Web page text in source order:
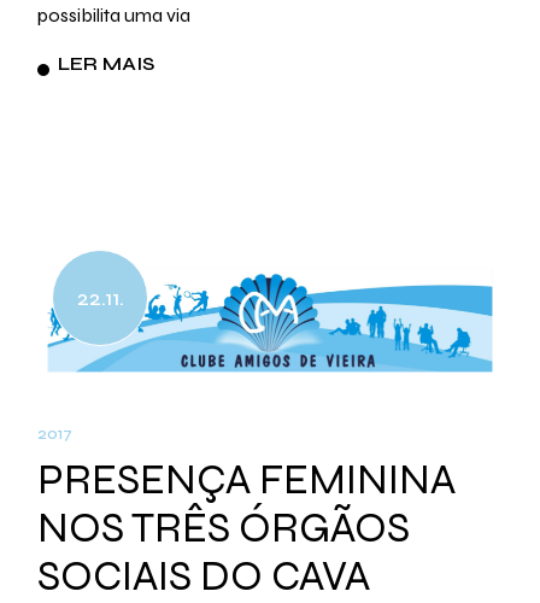
possibilita uma via
LER MAIS
22.11.
2017
PRESENÇA FEMININA
NOS TRÊS ÓRGÃOS
SOCIAIS DO CAVA